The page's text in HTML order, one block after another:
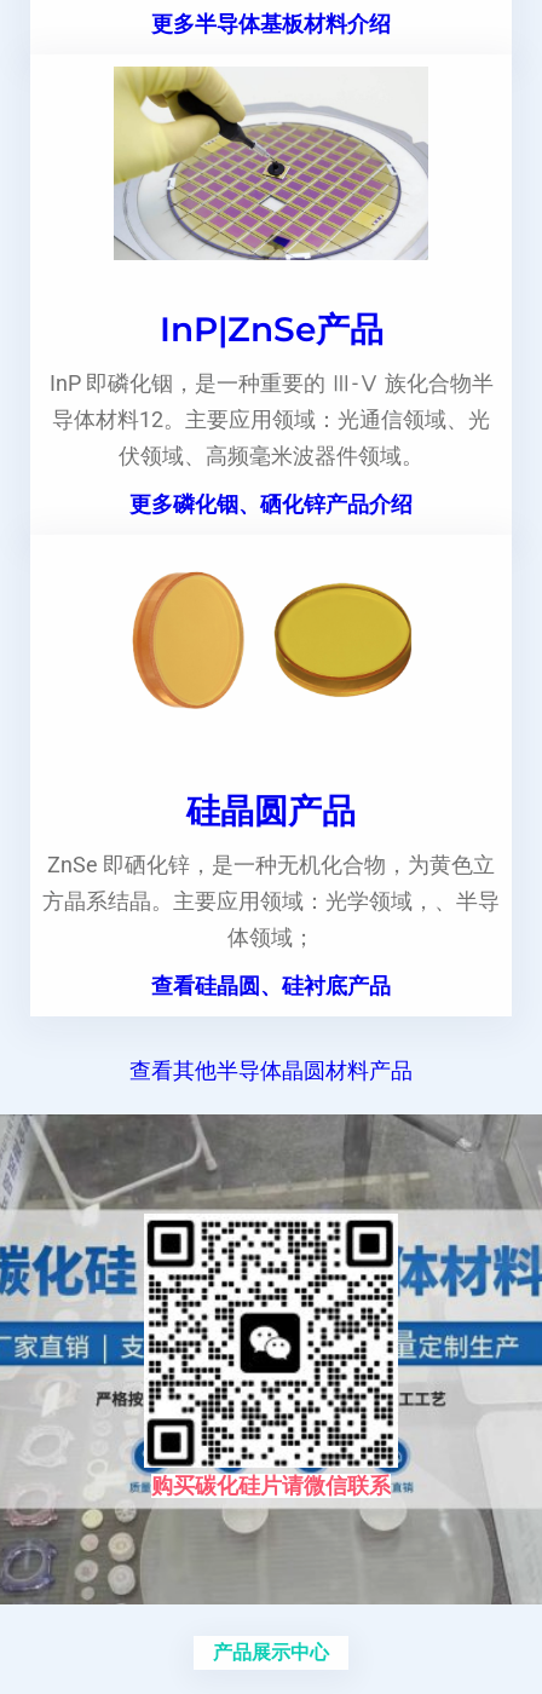
更多半导体基板材料介绍
InP|ZnSe产品
InP 即磷化铟，是一种重要的 Ⅲ-Ⅴ 族化合物半
导体材料12。主要应用领域：光通信领域、光
伏领域、高频毫米波器件领域。
更多磷化铟、硒化锌产品介绍
硅晶圆产品
ZnSe 即硒化锌，是一种无机化合物，为黄色立
方晶系结晶。主要应用领域：光学领域，、半导
体领域；
查看硅晶圆、硅衬底产品
查看其他半导体晶圆材料产品
购买碳化硅片请微信联系
产品展示中心